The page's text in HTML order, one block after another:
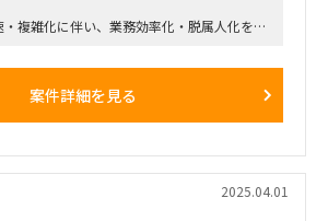
複雑化に伴い、業務効率化・脱属人化を目
、法令情報の自動化・効率化の機能（収集・
題等を報告資料として取りまとめる
案件詳細を見る
2025.04.01